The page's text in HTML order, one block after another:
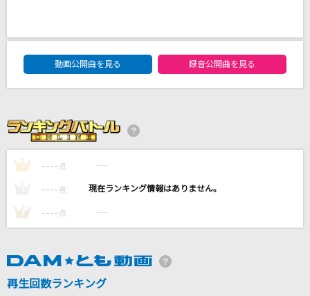
揺らぐ暗澹の世界から
Lia
[生音]オリオンをなぞる
UNISON SQUARE GARDEN
[生音]STARS
This is LAST
DAM★ともボーカルエントリーランキング
動画公開曲を見る
録音公開曲を見る
1 ---- 点 ----
---- 点 ----
3 ---- 点 ----
再生回数ランキング